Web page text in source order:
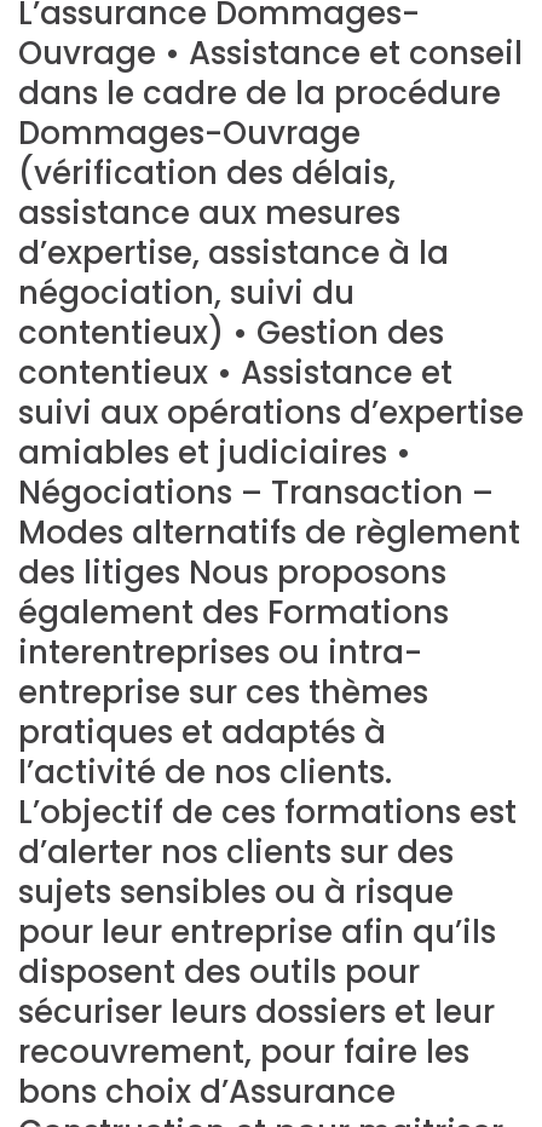
L’assurance Dommages-
Ouvrage • Assistance et conseil
dans le cadre de la procédure
Dommages-Ouvrage
(vérification des délais,
assistance aux mesures
d’expertise, assistance à la
négociation, suivi du
contentieux) • Gestion des
contentieux • Assistance et
suivi aux opérations d’expertise
amiables et judiciaires •
Négociations – Transaction –
Modes alternatifs de règlement
des litiges Nous proposons
également des Formations
interentreprises ou intra-
entreprise sur ces thèmes
pratiques et adaptés à
l’activité de nos clients.
L’objectif de ces formations est
d’alerter nos clients sur des
sujets sensibles ou à risque
pour leur entreprise afin qu’ils
disposent des outils pour
sécuriser leurs dossiers et leur
recouvrement, pour faire les
bons choix d’Assurance